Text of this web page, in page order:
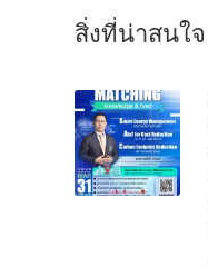
สิ่งที่น่าสนใจ